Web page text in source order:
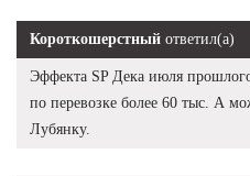
Короткошерстный ответил(а)
Эффекта SP Дека июля
по перевозке более 60 тыс. А
Лубянку.